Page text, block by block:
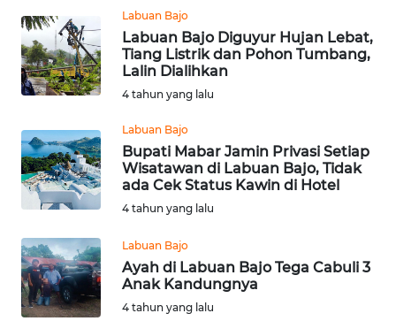
Labuan Bajo
Labuan Bajo Diguyur Hujan Lebat,
Tiang Listrik dan Pohon Tumbang,
Lalin Dialihkan
4 tahun yang lalu
Labuan Bajo
Bupati Mabar Jamin Privasi Setiap
Wisatawan di Labuan Bajo, Tidak
ada Cek Status Kawin di Hotel
4 tahun yang lalu
Labuan Bajo
Ayah di Labuan Bajo Tega Cabuli 3
Anak Kandungnya
4 tahun yang lalu
OPINI
Informasi
INDEKS
KONTAK
KAMI
IKLAN
TENTANG
KAMI